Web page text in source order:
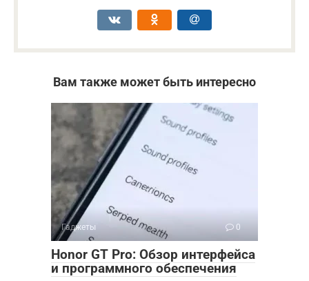
Вам также может быть интересно
Гаджеты 0
Honor GT Pro: Обзор интерфейса
и программного обеспечения